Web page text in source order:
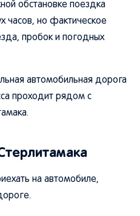
обстановке поездка
часов, но фактическое
пробок и погодных
автомобильная дорога
проходит рядом с
на автомобиле,